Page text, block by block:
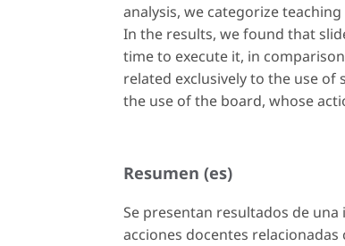
analysis, we categorize
In the results, we found that
time to execute it, in
related exclusively to the use of
the use of the board, whose
Resumen (es)
Se presentan resultados de
acciones docentes